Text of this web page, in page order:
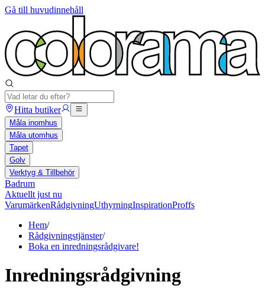
Gå till huvudinnehåll
Hitta butiker
Måla inomhus
Måla utomhus
Tapet
Golv
Verktyg & Tillbehör
Badrum
Aktuellt just nu
VarumärkenRådgivningUthyrningInspirationProffs
Hem/
Rådgivningstjänster/
Boka en inredningsrådgivare!
Inredningsrådgivning